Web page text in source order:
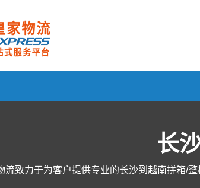
长
流致力于为客户提供专业的长沙到越南拼箱/